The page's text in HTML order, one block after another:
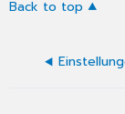
Back to top